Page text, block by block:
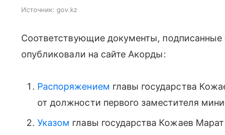
Источник: gov.kz
Соответствующие документы, подписанные
опубликовали на сайте Акорды:
Распоряжением главы государства
от должности первого заместителя
Указом главы государства Кожаев